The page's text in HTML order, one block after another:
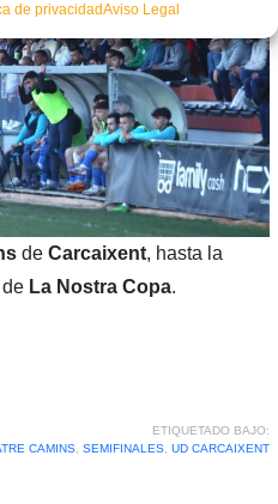
de privacidadAviso Legal
de Carcaixent, hasta la
La Nostra Copa.
ETIQUETADO BAJO:
CAMINS, SEMIFINALES, UD CARCAIXENT